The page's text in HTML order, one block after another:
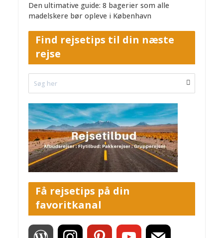
Den ultimative guide: 8 bagerier som alle
madelskere bør opleve i København
Find rejsetips til din næste
rejse
Få rejsetips på din
favoritkanal